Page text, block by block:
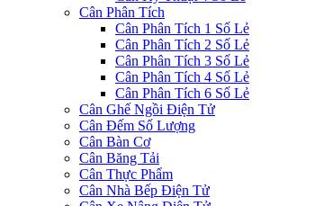
Cân Phân Tích
Cân Phân Tích 1 Số Lẻ
Cân Phân Tích 2 Số Lẻ
Cân Phân Tích 3 Số Lẻ
Cân Phân Tích 4 Số Lẻ
Cân Phân Tích 6 Số Lẻ
Cân Ghế Ngồi Điện Tử
Cân Đếm Số Lượng
Cân Bàn Cơ
Cân Băng Tải
Cân Thực Phẩm
Cân Nhà Bếp Điện Tử